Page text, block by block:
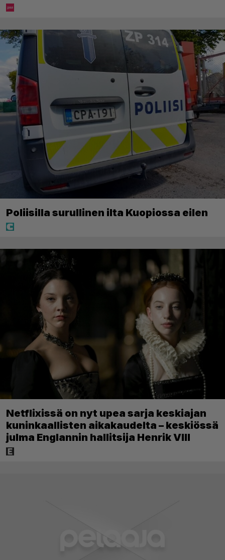
Poliisilla surullinen ilta Kuopiossa eilen
Netflixissä on nyt upea sarja keskiajan
kuninkaallisten aikakaudelta – keskiössä
julma Englannin hallitsija Henrik VIII